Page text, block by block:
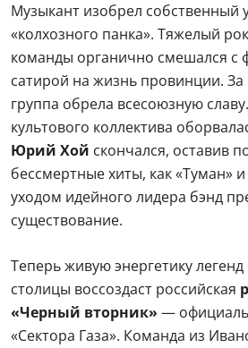
Музыкант изобрел собственный
«колхозного панка». Тяжелый
команды органично смешался с
сатирой на жизнь провинции. За
группа обрела всесоюзную
культового коллектива
Юрий Хой скончался, оставив
бессмертные хиты, как «Туман»
уходом идейного лидера бэнд
существование.
Теперь живую энергетику
столицы воссоздаст российская
«Черный вторник» —
«Сектора Газа». Команда из